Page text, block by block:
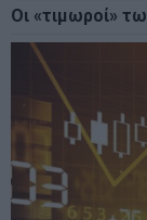
Οι «τιμωροί»